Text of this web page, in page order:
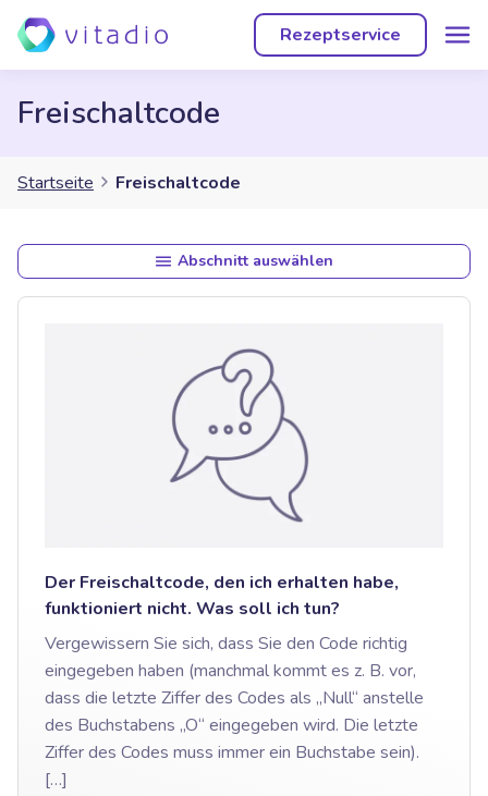
Rezeptservice
Freischaltcode
Startseite Freischaltcode
Abschnitt auswählen
Der Freischaltcode, den ich erhalten habe,
funktioniert nicht. Was soll ich tun?
Vergewissern Sie sich, dass Sie den Code richtig
eingegeben haben (manchmal kommt es z. B. vor,
dass die letzte Ziffer des Codes als „Null“ anstelle
des Buchstabens „O“ eingegeben wird. Die letzte
Ziffer des Codes muss immer ein Buchstabe sein).
[…]